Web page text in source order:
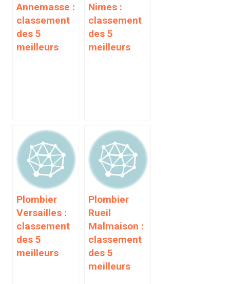
Annemasse :
classement
des 5
meilleurs
Nimes :
classement
des 5
meilleurs
Plombier
Versailles :
classement
des 5
meilleurs
Plombier
Rueil
Malmaison :
classement
des 5
meilleurs